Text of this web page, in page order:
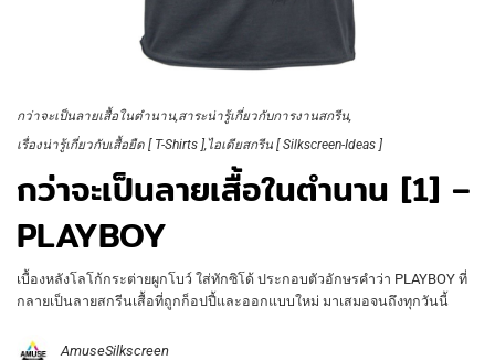
กว่าจะเป็นลายเสื้อในตำนาน สาระน่ารู้เกี่ยวกับการงานสกรีน
เรื่องน่ารู้เกี่ยวกับเสื้อยืด [ T-Shirts ] ไอเดียสกรีน [ Silkscreen-Ideas ]
กว่าจะเป็นลายเสื้อในตำนาน [1] –
PLAYBOY
เบื้องหลังโลโก้กระต่ายผูกโบว์ ใส่ทักซิโด้ ประกอบตัวอักษรคำว่า PLAYBOY ที่
กลายเป็นลายสกรีนเสื้อที่ถูกก็อปปี้และออกแบบใหม่ มาเสมอจนถึงทุกวันนี้
AmuseSilkscreen